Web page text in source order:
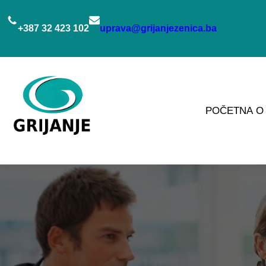
na
+387 32 423 102 uprava@grijanjezenica.ba
POČETNA O